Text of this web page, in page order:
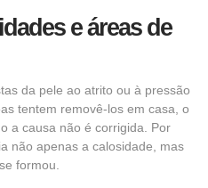
e áreas de
da pele ao atrito ou à pressão
tentem removê-los em casa, o
a causa não é corrigida. Por
não apenas a calosidade, mas
formou.